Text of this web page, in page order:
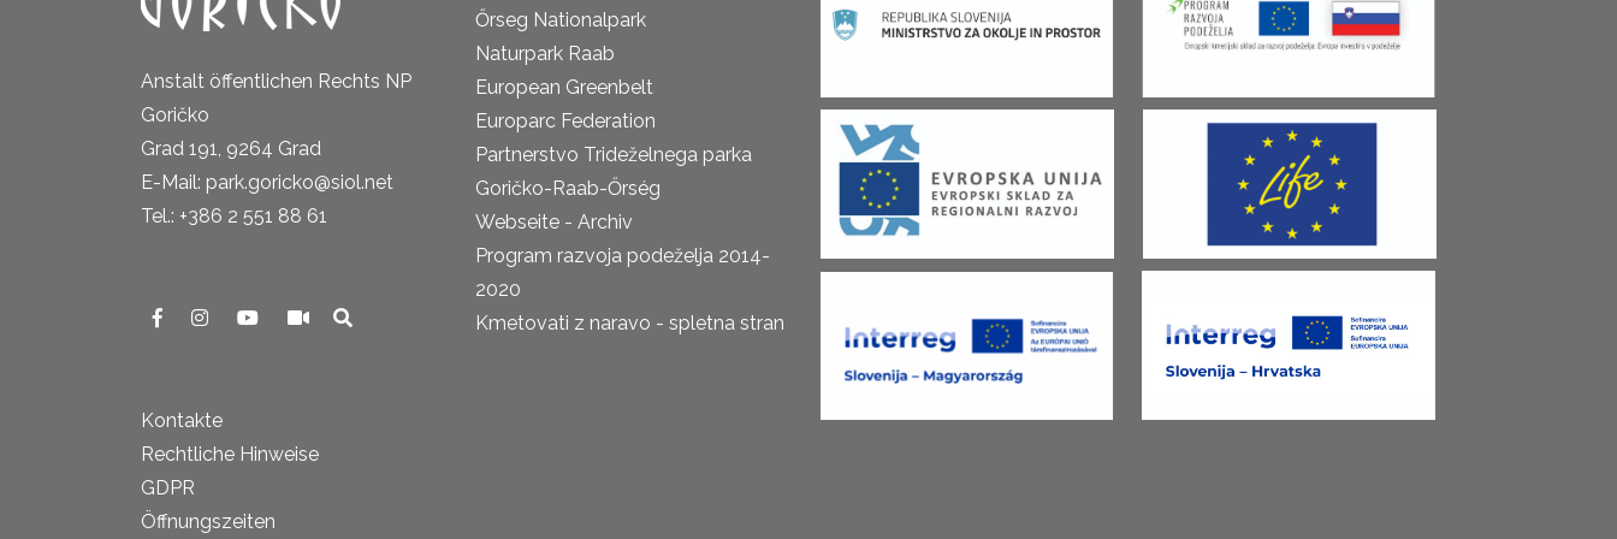
Anstalt öffentlichen Rechts NP
Goričko
Grad 191, 9264 Grad
E-Mail: park.goricko@siol.net
Tel.: +386 2 551 88 61
Kontakte
Rechtliche Hinweise
GDPR
Öffnungszeiten
Őrseg Nationalpark
Naturpark Raab
European Greenbelt
Europarc Federation
Partnerstvo Trideželnega parka
Goričko-Raab-Őrség
Webseite - Archiv
Program razvoja podeželja 2014-
2020
Kmetovati z naravo - spletna stran